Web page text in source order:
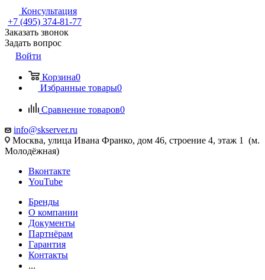
Консультация
+7 (495) 374-81-77
Заказать звонок
Задать вопрос
Войти
Корзина0
Избранные товары0
Сравнение товаров0
info@skserver.ru
Москва, улица Ивана Франко, дом 46, строение 4, этаж 1 (м.
Молодёжная)
Вконтакте
YouTube
Бренды
О компании
Документы
Партнёрам
Гарантия
Контакты
...